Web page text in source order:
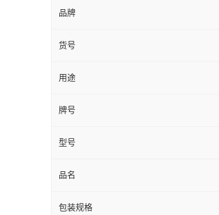
品牌
货号
用途
牌号
型号
品名
包装规格